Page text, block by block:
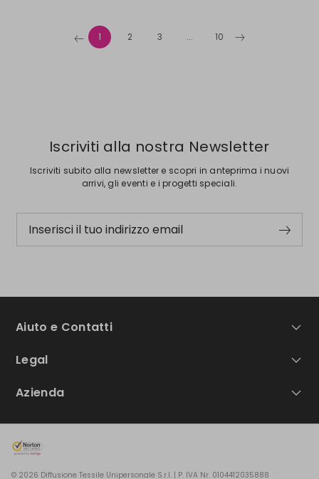
1 2 3 ... 10
Iscriviti alla nostra Newsletter
Iscriviti subito alla newsletter e scopri in anteprima i nuovi
arrivi, gli eventi e i progetti speciali.
Inserisci il tuo indirizzo email
Aiuto e Contatti
Legal
Azienda
© 2026 Diffusione Tessile Unipersonale S.r.l. | P. IVA Nr. 0104412035888